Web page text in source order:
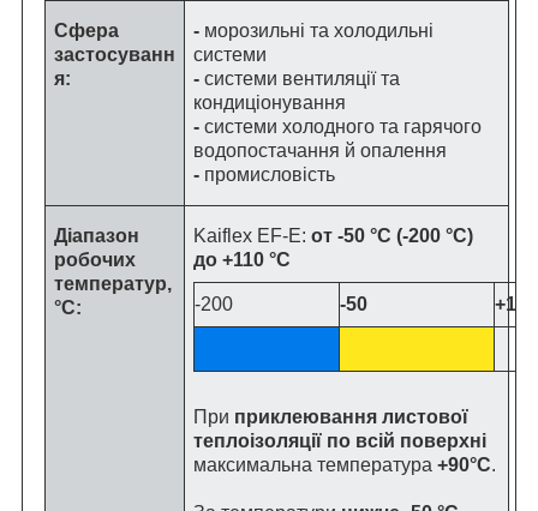
Сфера
застосуванн
я:
- морозильні та холодильні
системи
- системи вентиляції та
кондиціонування
- системи холодного та гарячого
водопостачання й опалення
- промисловість
Діапазон
робочих
температур,
°C:
Kaiflex EF-E: от -50 °C (-200 °C)
до +110 °C
-200 -50 +110
При приклеювання листової
теплоізоляції по всій поверхні
максимальна температура +90°C.